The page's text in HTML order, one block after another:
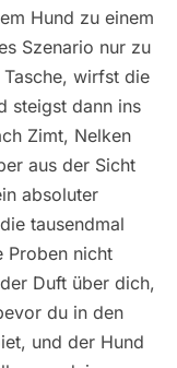
Hund zu einem
Szenario nur zu
wirfst die
steigst dann ins
Zimt, Nelken
aus der Sicht
absoluter
tausendmal
Proben nicht
Duft über dich,
du in den
und der Hund